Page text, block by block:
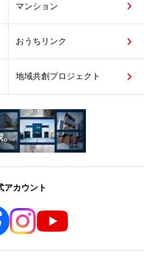
マンション
おうちリンク
地域共創プロジェクト
アカウント